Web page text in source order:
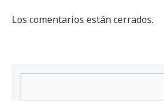
Los comentarios están cerrados.